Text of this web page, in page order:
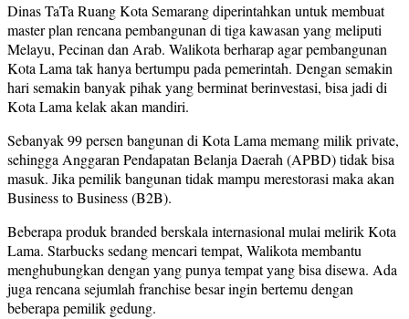
Dinas TaTa Ruang Kota Semarang diperintahkan untuk membuat
master plan rencana pembangunan di tiga kawasan yang meliputi
Melayu, Pecinan dan Arab. Walikota berharap agar pembangunan
Kota Lama tak hanya bertumpu pada pemerintah. Dengan semakin
hari semakin banyak pihak yang berminat berinvestasi, bisa jadi di
Kota Lama kelak akan mandiri.
Sebanyak 99 persen bangunan di Kota Lama memang milik private,
sehingga Anggaran Pendapatan Belanja Daerah (APBD) tidak bisa
masuk. Jika pemilik bangunan tidak mampu merestorasi maka akan
Business to Business (B2B).
Beberapa produk branded berskala internasional mulai melirik Kota
Lama. Starbucks sedang mencari tempat, Walikota membantu
menghubungkan dengan yang punya tempat yang bisa disewa. Ada
juga rencana sejumlah franchise besar ingin bertemu dengan
beberapa pemilik gedung.